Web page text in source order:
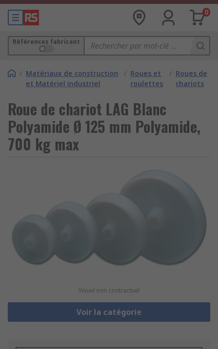
0
Références fabricant
/ Matériaux de construction
et Matériel industriel
/ Roues et
roulettes
/ Roues de
chariots
Roue de chariot LAG Blanc
Polyamide Ø 125 mm Polyamide,
700 kg max
Visuel non contractuel
Voir la catégorie